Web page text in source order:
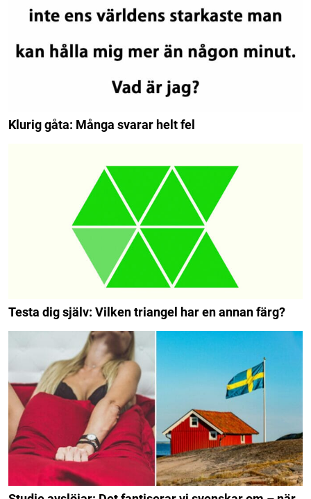
Klurig gåta: Många svarar helt fel
Testa dig själv: Vilken triangel har en annan färg?